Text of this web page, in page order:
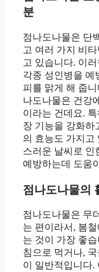
분
점나도나물은 단
고 여러 가지 비
고 있습니다. 이
각종 성인병을 예
피를 맑게 해 줍
나도나물은 건강
이라는 건데요.
장 기능을 강화하
의 효능도 가지고
스러운 날씨로 인
예방하는데 도움
점나도나물의
점나도나물은 무
는 편이라서, 봄
는 것이 가장 좋
침으로 먹거나,
이 일반적입니다.